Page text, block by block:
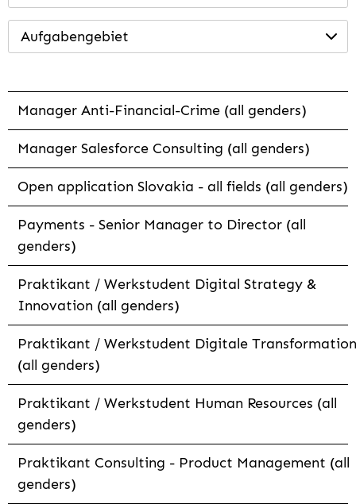
Aufgabengebiet
Manager Anti-Financial-Crime (all genders)
Manager Salesforce Consulting (all genders)
Open application Slovakia - all fields (all genders)
Payments - Senior Manager to Director (all
genders)
Praktikant / Werkstudent Digital Strategy &
Innovation (all genders)
Praktikant / Werkstudent Digitale Transformation
(all genders)
Praktikant / Werkstudent Human Resources (all
genders)
Praktikant Consulting - Product Management (all
genders)